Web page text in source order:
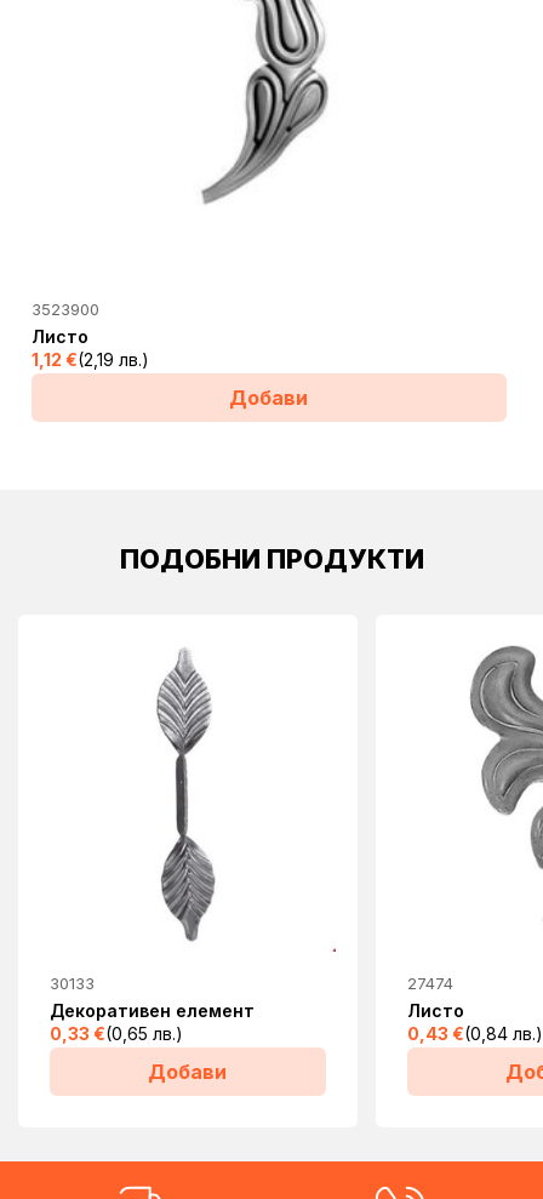
3523900
Листо
1,12 €(2,19 лв.)
Добави
ПОДОБНИ ПРОДУКТИ
30133
Декоративен елемент
0,33 €(0,65 лв.)
Добави
27474
Листо
0,43 €(0,84 лв.)